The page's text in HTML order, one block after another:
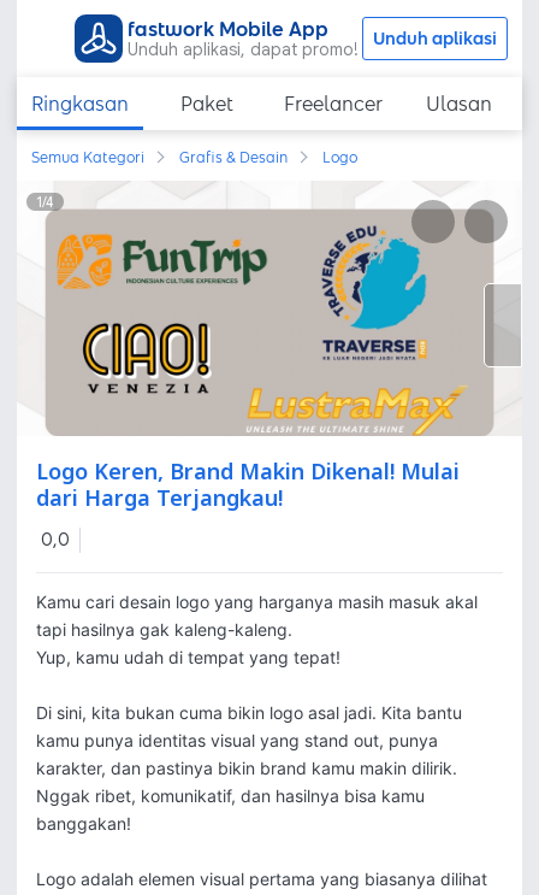
fastwork Mobile App
Unduh aplikasi, dapat promo! Unduh aplikasi
Ringkasan Paket Freelancer Ulasan
Semua Kategori Grafis & Desain Logo
1/4
Logo Keren, Brand Makin Dikenal! Mulai
dari Harga Terjangkau!
0,0
Kamu cari desain logo yang harganya masih masuk akal
tapi hasilnya gak kaleng-kaleng.
Yup, kamu udah di tempat yang tepat!
Di sini, kita bukan cuma bikin logo asal jadi. Kita bantu
kamu punya identitas visual yang stand out, punya
karakter, dan pastinya bikin brand kamu makin dilirik.
Nggak ribet, komunikatif, dan hasilnya bisa kamu
banggakan!
Logo adalah elemen visual pertama yang biasanya dilihat